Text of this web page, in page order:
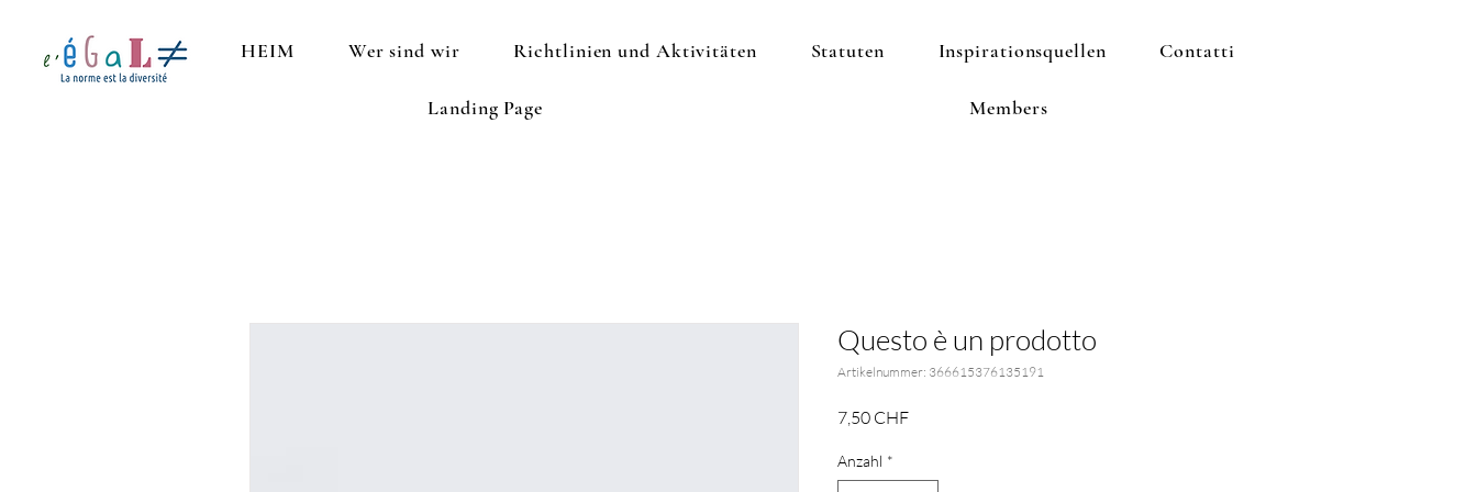
HEIM Wer sind wir Richtlinien und Aktivitäten Statuten Inspirationsquellen Contatti
Landing Page Members
Questo è un prodotto
Artikelnummer: 366615376135191
7,50 CHFPreis
Anzahl *